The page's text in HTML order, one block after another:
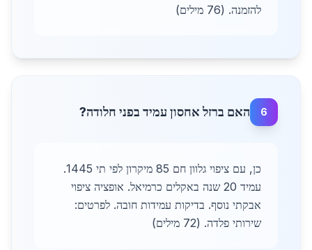
להזמנה. (76 מילים)
6 האם ברזל אחסון עמיד בפני חלודה?
כן, עם ציפוי גלוון חם 85 מיקרון לפי תי 1445.
עמיד 20 שנה באקלים כרמיאל. אופציה ציפוי
אבקתי נוסף. בדיקות עמידות חובה. לפרטים:
שירותי פלדה. (72 מילים)